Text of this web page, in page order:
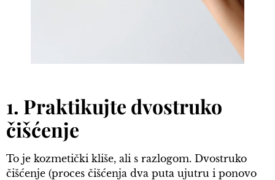
1. Praktikujte dvostruko
čišćenje
To je kozmetički kliše, ali s razlogom. Dvostruko
čišćenje (proces čišćenja dva puta ujutru i ponovo